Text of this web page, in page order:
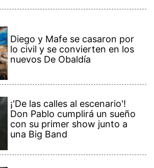
Diego y Mafe se casaron por
lo civil y se convierten en los
nuevos De Obaldía
¡'De las calles al escenario'!
Don Pablo cumplirá un sueño
con su primer show junto a
una Big Band